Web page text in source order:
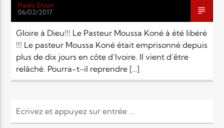
Radio Elyon
Elyon Rhema
Elyon Hits
Radio Elyon
06/02/2017
Gloire à Dieu!!! Le Pasteur Moussa Koné à été libéré
!!! Le pasteur Moussa Koné était emprisonné depuis
plus de dix jours en côte d’Ivoire. Il vient d’être
relâché. Pourra-t-il reprendre […]